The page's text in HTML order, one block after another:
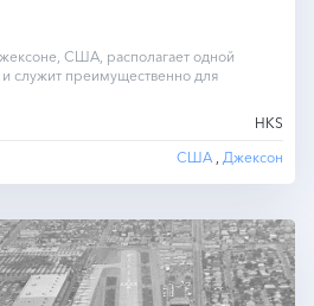
США, располагает одной
служит преимущественно для
HKS
США Джексон